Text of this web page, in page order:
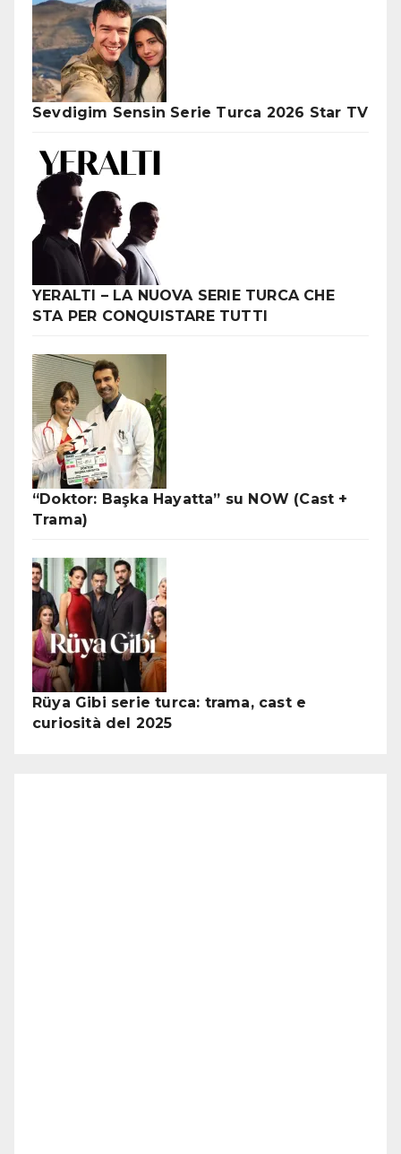
Sevdigim Sensin Serie Turca 2026 Star TV
YERALTI – LA NUOVA SERIE TURCA CHE
STA PER CONQUISTARE TUTTI
“Doktor: Başka Hayatta” su NOW (Cast +
Trama)
Rüya Gibi serie turca: trama, cast e
curiosità del 2025